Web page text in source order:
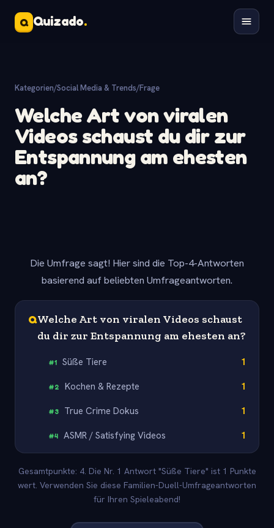
Q Quizado.
Kategorien/Social Media & Trends/Frage
Welche Art von viralen
Videos schaust du dir zur
Entspannung am ehesten
an?
Die Umfrage sagt! Hier sind die Top-4-Antworten
basierend auf beliebten Umfrageantworten.
QWelche Art von viralen Videos schaust
du dir zur Entspannung am ehesten an?
#1 Süße Tiere 1
#2 Kochen & Rezepte 1
#3 True Crime Dokus 1
#4 ASMR / Satisfying Videos 1
Gesamtpunkte: 4. Die Nr. 1 Antwort "Süße Tiere" ist 1 Punkte
wert. Verwenden Sie diese Familien-Duell-Umfrageantworten
für Ihren Spieleabend!